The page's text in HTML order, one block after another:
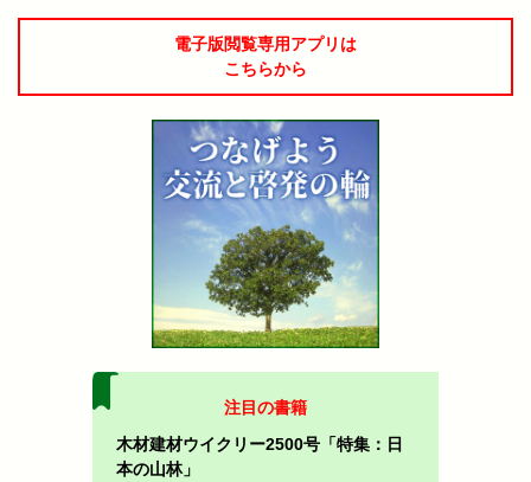
電子版閲覧専用アプリは
こちらから
注目の書籍
木材建材ウイクリー2500号「特集：日
本の山林」